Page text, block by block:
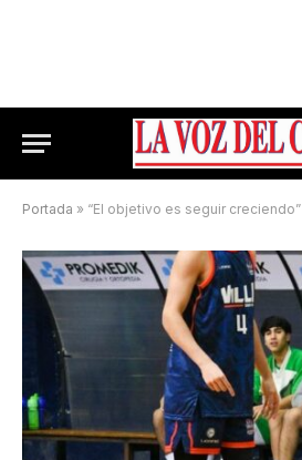
Portada » “El objetivo es seguir creciendo”